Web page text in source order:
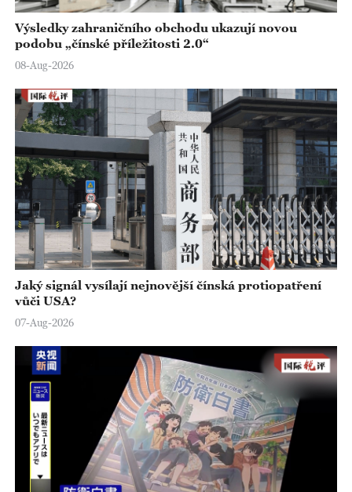
Výsledky zahraničního obchodu ukazují novou
podobu „čínské příležitosti 2.0“
08-Aug-2026
Jaký signál vysílají nejnovější čínská protiopatření
vůči USA?
07-Aug-2026